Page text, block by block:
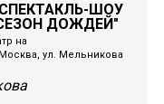
ШОУ
ДОЖДЕЙ"
на
ул. Мельникова